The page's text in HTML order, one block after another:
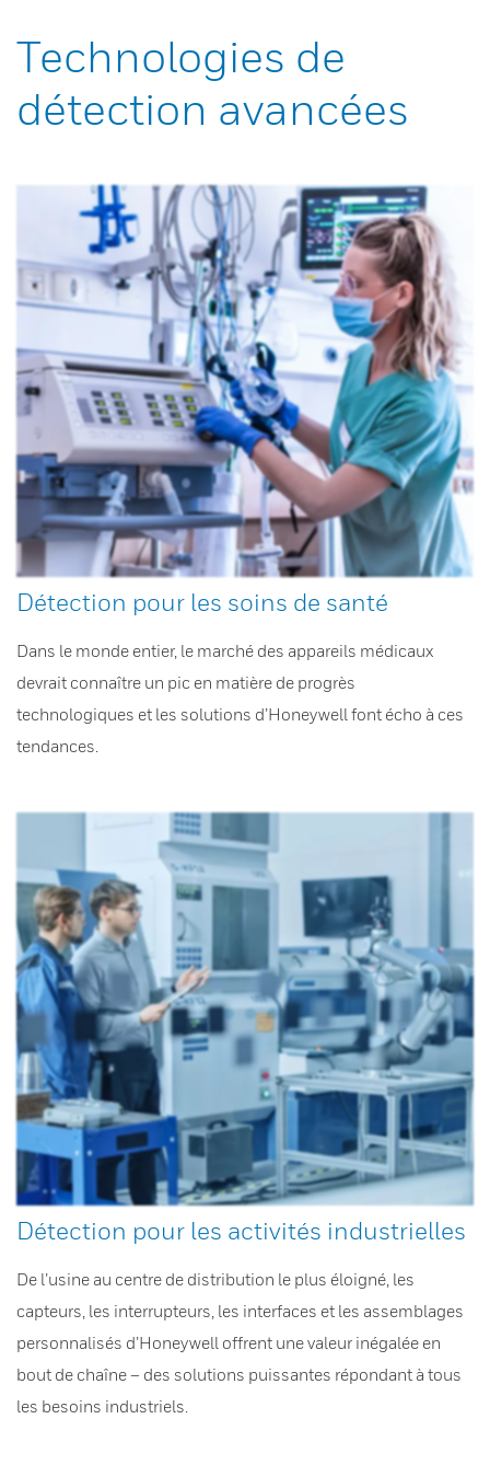
Technologies de
détection avancées
Détection pour les soins de santé
Dans le monde entier, le marché des appareils médicaux
devrait connaître un pic en matière de progrès
technologiques et les solutions d’Honeywell font écho à ces
tendances.
Détection pour les activités industrielles
De l’usine au centre de distribution le plus éloigné, les
capteurs, les interrupteurs, les interfaces et les assemblages
personnalisés d’Honeywell offrent une valeur inégalée en
bout de chaîne – des solutions puissantes répondant à tous
les besoins industriels.